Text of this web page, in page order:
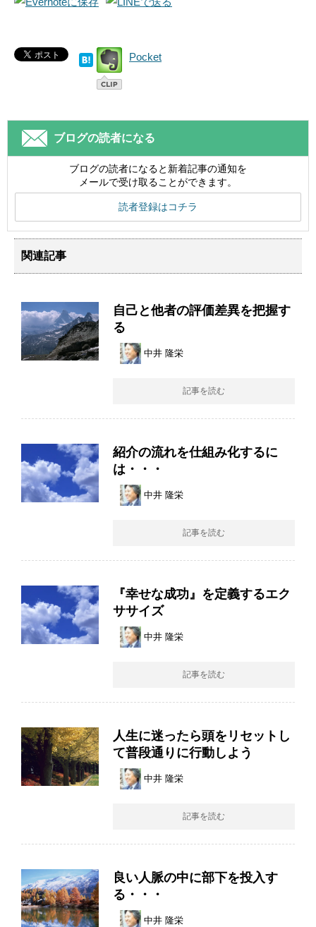
Pocket
ブログの読者になる
ブログの読者になると新着記事の通知を
メールで受け取ることができます。
読者登録はコチラ
関連記事
自己と他者の評価差異を把握す
る
中井 隆栄
記事を読む
紹介の流れを仕組み化するに
は・・・
中井 隆栄
記事を読む
『幸せな成功』を定義するエク
ササイズ
中井 隆栄
記事を読む
人生に迷ったら頭をリセットし
て普段通りに行動しよう
中井 隆栄
記事を読む
良い人脈の中に部下を投入す
る・・・
中井 隆栄